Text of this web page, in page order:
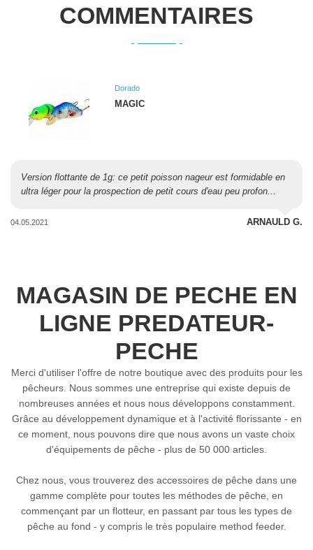
COMMENTAIRES
Dorado
MAGIC
Version flottante de 1g: ce petit poisson nageur est formidable en
ultra léger pour la prospection de petit cours d'eau peu profon...
04.05.2021 ARNAULD G.
MAGASIN DE PECHE EN
LIGNE PREDATEUR-
PECHE
Merci d'utiliser l'offre de notre boutique avec des produits pour les
pêcheurs. Nous sommes une entreprise qui existe depuis de
nombreuses années et nous nous développons constamment.
Grâce au développement dynamique et à l'activité florissante - en
ce moment, nous pouvons dire que nous avons un vaste choix
d'équipements de pêche - plus de 50 000 articles.
Chez nous, vous trouverez des accessoires de pêche dans une
gamme complète pour toutes les méthodes de pêche, en
commençant par un flotteur, en passant par tous les types de
pêche au fond - y compris le très populaire method feeder.